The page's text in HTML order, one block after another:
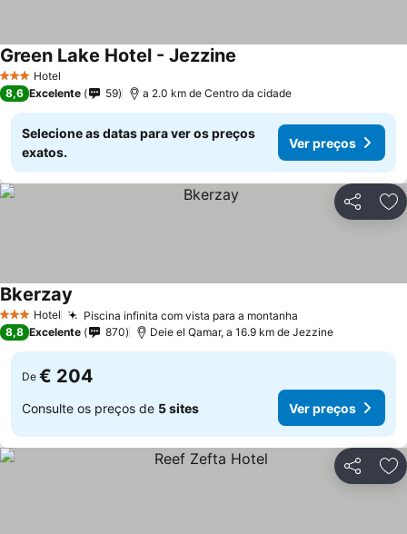
3 EstrelasHotel
Green Lake Hotel - Jezzine
8,6 Excelente 59 a 2.0 km de Centro da cidade
Selecione as datas para ver os preços
exatos.
Ver preços
Partilhar
3 EstrelasHotel Piscina infinita com vista para a montanha
Bkerzay
8,8 Excelente 870 Deie el Qamar, a 16.9 km de Jezzine
De € 204
Consulte os preços de 5 sites Ver preços
Partilhar